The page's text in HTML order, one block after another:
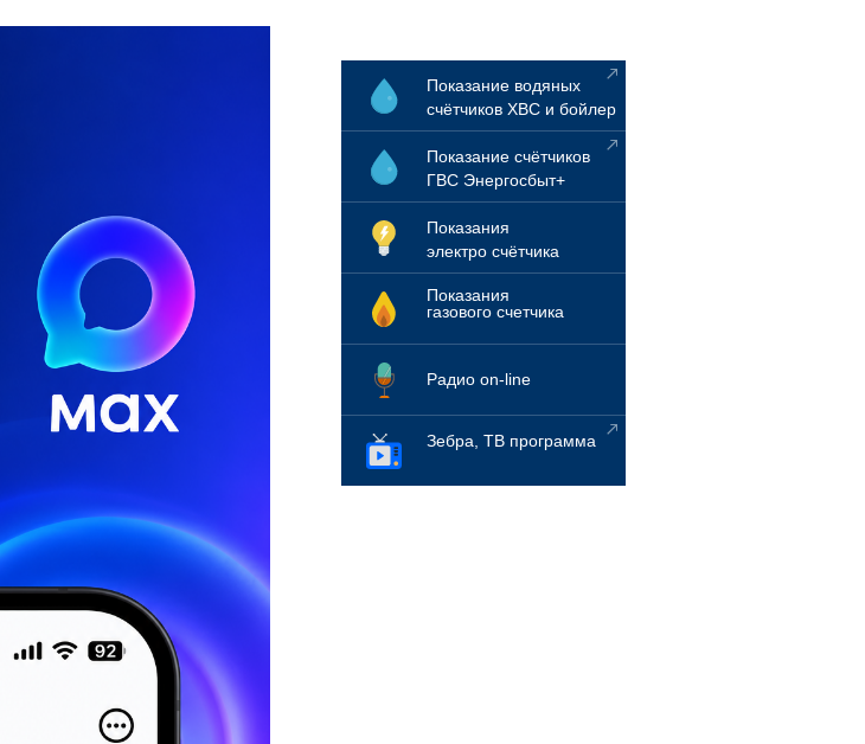
Показание водяных
счётчиков ХВС и бойлер
Показание счётчиков
ГВС Энергосбыт+
Показания
электро счётчика
Показания
газового счетчика
Радио on-line
Зебра, ТВ программа